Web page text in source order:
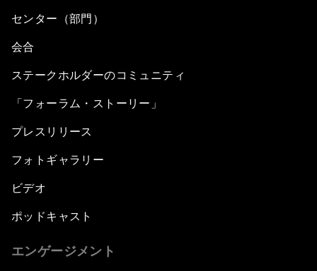
センター（部門）
会合
ステークホルダーのコミュニティ
「フォーラム・ストーリー」
プレスリリース
フォトギャラリー
ビデオ
ポッドキャスト
エンゲージメント